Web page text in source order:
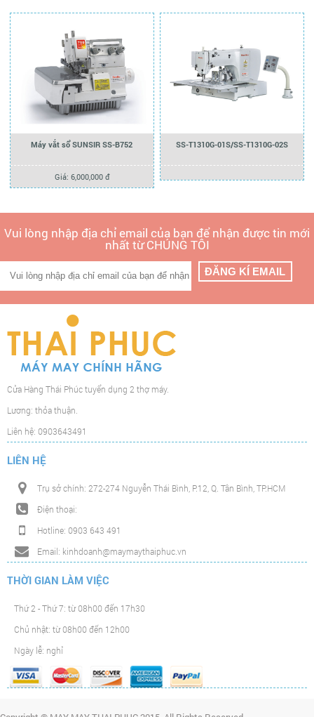
Máy vắt sổ SUNSIR SS-B752
Giá: 6,000,000 đ
SS-T1310G-01S/SS-T1310G-02S
Vui lòng nhập địa chỉ email của bạn để nhận được tin mới
nhất từ CHÚNG TÔI
Cửa Hàng Thái Phúc tuyển dụng 2 thợ máy.
Lương: thỏa thuận.
Liên hệ: 0903643491
LIÊN HỆ
Trụ sở chính: 272-274 Nguyễn Thái Bình, P.12, Q. Tân Bình, TP.HCM
Điện thoại:
Hotline: 0903 643 491
Email: kinhdoanh@maymaythaiphuc.vn
THỜI GIAN LÀM VIỆC
Thứ 2 - Thứ 7: từ 08h00 đến 17h30
Chủ nhật: từ 08h00 đến 12h00
Ngày lễ: nghỉ